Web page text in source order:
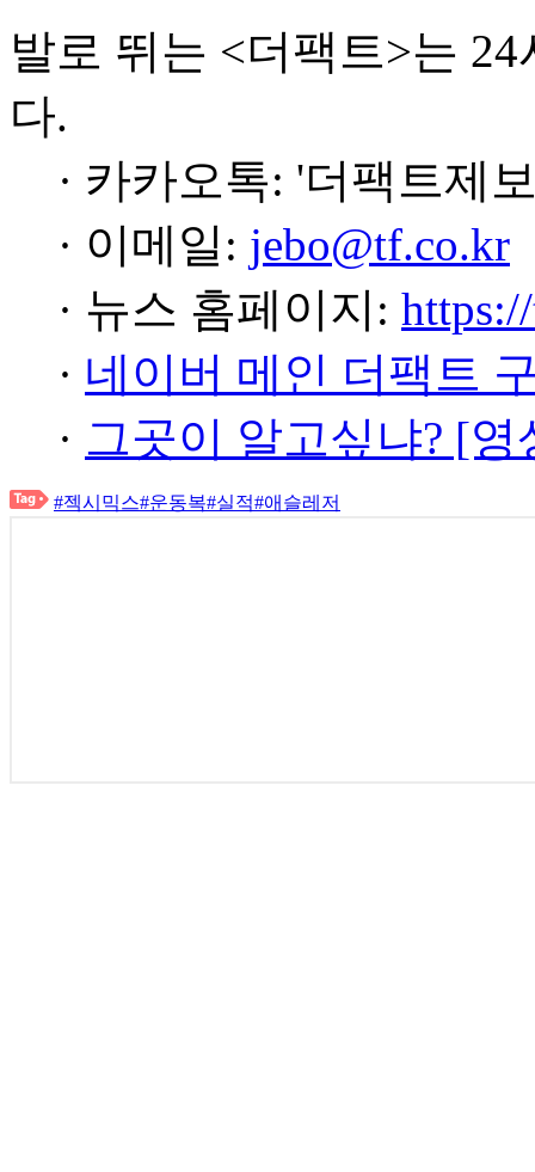
발로 뛰는 <더팩트>는
다.
· 카카오톡: '더팩트제
· 이메일: jebo@tf.co.kr
· 뉴스 홈페이지:
· 네이버 메인 더팩트
· 그곳이 알고싶냐? [
#젝시믹스#운동복#실적#애슬레저